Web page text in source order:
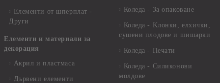
Елементи от шперплат -
Други
Елементи и материали за
декорация
Акрил и пластмаса
Дървени елементи
Коледа - За опаковане
Коледа - Kлонки, елхички,
сушени плодове и шишарки
Коледа - Печати
Коледа - Силиконови
молдове